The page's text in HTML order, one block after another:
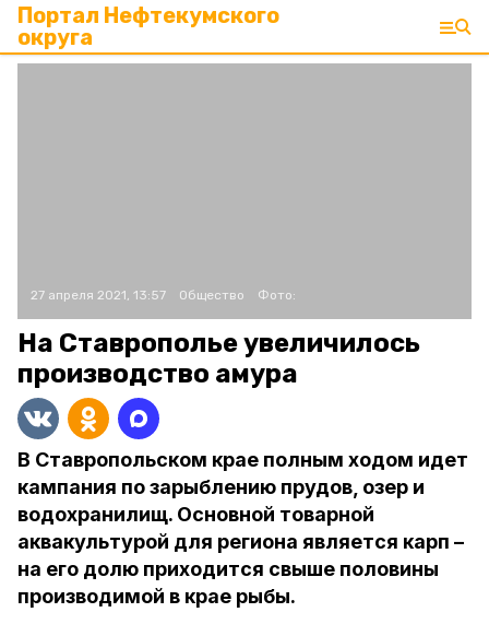
Портал Нефтекумского
округа
27 апреля 2021, 13:57 Общество Фото:
На Ставрополье увеличилось
производство амура
В Ставропольском крае полным ходом идет
кампания по зарыблению прудов, озер и
водохранилищ. Основной товарной
аквакультурой для региона является карп –
на его долю приходится свыше половины
производимой в крае рыбы.